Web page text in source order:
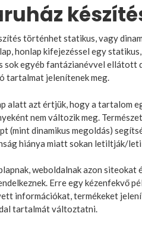
történhet statikus, vagy
honlap kifejezéssel egy
sok egyéb fantázianévvel ellátott
tartalmat jelenítenek meg.
alatt azt értjük, hogy a tartalom
nem változik meg.
(mint dinamikus megoldás)
hiánya miatt sokan letiltják/
weboldalnak azon
Erre egy kézenfekvő
információkat, termékeket
tartalmát változtatni.